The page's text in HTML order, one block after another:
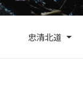
忠清北道